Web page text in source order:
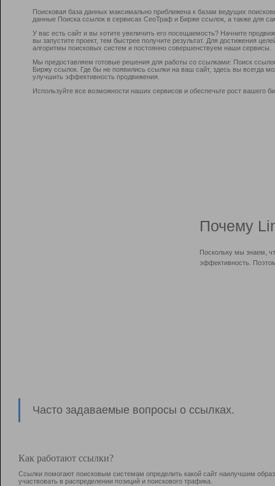
Поисковая база данных максимально приближена к базам ведущих
данные Поиска ссылок в сервисах СеоТраф и Бирже ссылок, а также для
У вас есть сайт и вы хотите увеличить его посещаемость? Начните
вы запустите проект, тем быстрее получите результат. Для достижения
алгоритмы поисковых систем и постоянно совершенствуем наши сервисы.
Мы предоставляем готовые решения для работы со ссылками: Поиск
Биржу ссылок. Где бы не появились ссылки на ваш сайт, здесь вы всегда
улучшить эффективность продвижения.
Используйте все возможности наших сервисов и обеспечьте рост вашего
Почему
Поскольку мы знаем,
эффективность.
Часто задаваемые вопросы о ссылках.
Как работают ссылки?
Ссылки помогают поисковым системам определить какой сайт наилучшим
участвовать в раcпределении позиций и поискового трафика.